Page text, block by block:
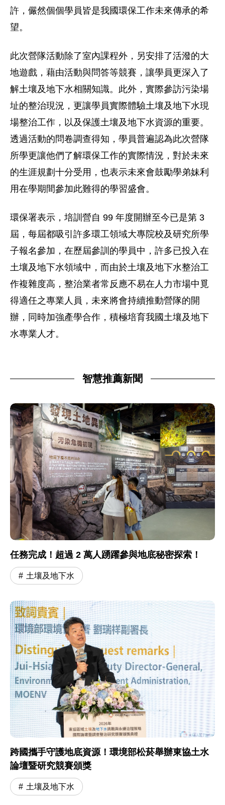
許，儼然個個學員皆是我國環保工作未來傳承的希
望。
此次營隊活動除了室內課程外，另安排了活潑的大
地遊戲，藉由活動與問答等競賽，讓學員更深入了
解土壤及地下水相關知識。此外，實際參訪污染場
址的整治現況，更讓學員實際體驗土壤及地下水現
場整治工作，以及保護土壤及地下水資源的重要。
透過活動的問卷調查得知，學員普遍認為此次營隊
所學更讓他們了解環保工作的實際情況，對於未來
的生涯規劃十分受用，也表示未來會鼓勵學弟妹利
用在學期間參加此難得的學習盛會。
環保署表示，培訓營自 99 年度開辦至今已是第 3
屆，每屆都吸引許多環工領域大專院校及研究所學
子報名參加，在歷屆參訓的學員中，許多已投入在
土壤及地下水領域中，而由於土壤及地下水整治工
作複雜度高，整治業者常反應不易在人力市場中覓
得適任之專業人員，未來將會持續推動營隊的開
辦，同時加強產學合作，積極培育我國土壤及地下
水專業人才。
智慧推薦新聞
任務完成！超過 2 萬人踴躍參與地底秘密探索！
土壤及地下水
跨國攜手守護地底資源！環境部松菸舉辦東協土水
論壇暨研究競賽頒獎
土壤及地下水